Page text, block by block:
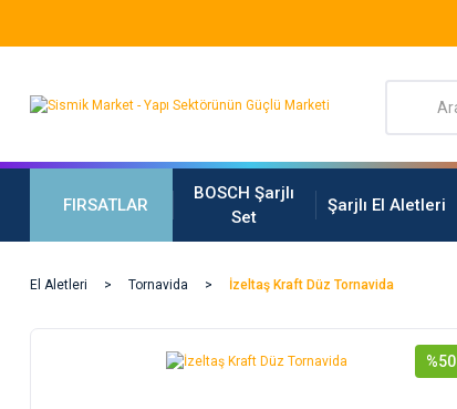
FIRSATLAR
BOSCH Şarjlı
Set
Şarjlı El Aletleri
El Aletleri Tornavida İzeltaş Kraft Düz Tornavida
%50